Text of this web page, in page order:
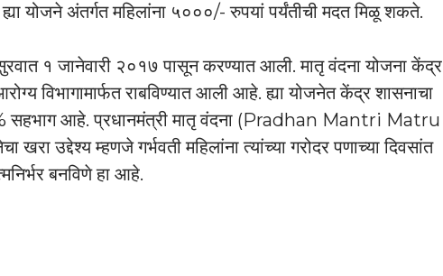
अंतर्गत महिलांना ५०००/- रुपयां पर्यंतीची मदत मिळू शकते.
१ जानेवारी २०१७ पासून करण्यात आली. मातृ वंदना योजना केंद्र
विभागामार्फत राबविण्यात आली आहे. ह्या योजनेत केंद्र शासनाचा
सहभाग आहे. प्रधानमंत्री मातृ वंदना (Pradhan Mantri Matru
उद्देश्य म्हणजे गर्भवती महिलांना त्यांच्या गरोदर पणाच्या दिवसांत
बनविणे हा आहे.